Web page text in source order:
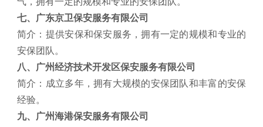
七、广东京卫保安服务有限公司
简介：提供安保和保安服务，拥有一定的规模和专业的
安保团队。
八、广州经济技术开发区保安服务有限公司
简介：成立多年，拥有大规模的安保团队和丰富的安保
经验。
九、广州海港保安服务有限公司